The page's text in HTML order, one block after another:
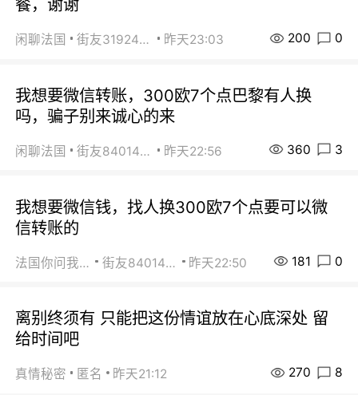
餐，谢谢
闲聊法国 街友31924072 昨天23:03 200 0
我想要微信转账，300欧7个点巴黎有人换
吗，骗子别来诚心的来
闲聊法国 街友84014588 昨天22:56 360 3
我想要微信钱，找人换300欧7个点要可以微
信转账的
法国你问我答 街友84014588 昨天22:50 181 0
离别终须有 只能把这份情谊放在心底深处 留
给时间吧
真情秘密 匿名 昨天21:12 270 8